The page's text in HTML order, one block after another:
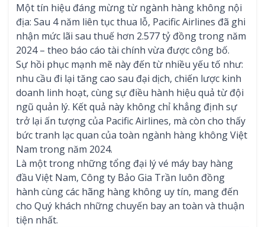
Một tín hiệu đáng mừng từ ngành hàng không nội
địa: Sau 4 năm liên tục thua lỗ, Pacific Airlines đã ghi
nhận mức lãi sau thuế hơn 2.577 tỷ đồng trong năm
2024 – theo báo cáo tài chính vừa được công bố.
Sự hồi phục mạnh mẽ này đến từ nhiều yếu tố như:
nhu cầu đi lại tăng cao sau đại dịch, chiến lược kinh
doanh linh hoạt, cùng sự điều hành hiệu quả từ đội
ngũ quản lý. Kết quả này không chỉ khẳng định sự
trở lại ấn tượng của Pacific Airlines, mà còn cho thấy
bức tranh lạc quan của toàn ngành hàng không Việt
Nam trong năm 2024.
Là một trong những tổng đại lý vé máy bay hàng
đầu Việt Nam, Công ty Bảo Gia Trần luôn đồng
hành cùng các hãng hàng không uy tín, mang đến
cho Quý khách những chuyến bay an toàn và thuận
tiện nhất.